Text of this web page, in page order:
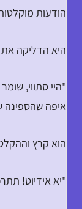
הודעות
היא הדליקה
"היי סתווי,
איפה שהספינה
הוא קרץ
"יא אידיוט!